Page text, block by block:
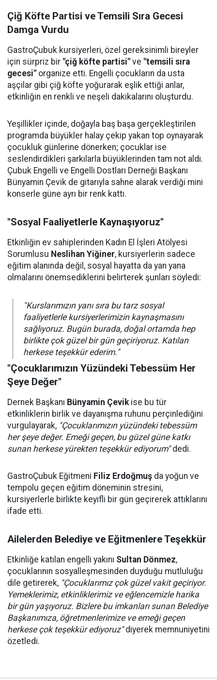
Çiğ Köfte Partisi ve Temsili Sıra Gecesi
Damga Vurdu
GastroÇubuk kursiyerleri, özel gereksinimli bireyler
için sürpriz bir "çiğ köfte partisi" ve "temsili sıra
gecesi" organize etti. Engelli çocukların da usta
aşçılar gibi çiğ köfte yoğurarak eşlik ettiği anlar,
etkinliğin en renkli ve neşeli dakikalarını oluşturdu.
Yeşillikler içinde, doğayla baş başa gerçekleştirilen
programda büyükler halay çekip yakan top oynayarak
çocukluk günlerine dönerken; çocuklar ise
seslendirdikleri şarkılarla büyüklerinden tam not aldı.
Çubuk Engelli ve Engelli Dostları Derneği Başkanı
Bünyamin Çevik de gitarıyla sahne alarak verdiği mini
konserle güne ayrı bir renk kattı.
"Sosyal Faaliyetlerle Kaynaşıyoruz"
Etkinliğin ev sahiplerinden Kadın El İşleri Atölyesi
Sorumlusu Neslihan Yiğiner, kursiyerlerin sadece
eğitim alanında değil, sosyal hayatta da yan yana
olmalarını önemsediklerini belirterek şunları söyledi:
"Kurslarımızın yanı sıra bu tarz sosyal
faaliyetlerle kursiyerlerimizin kaynaşmasını
sağlıyoruz. Bugün burada, doğal ortamda hep
birlikte çok güzel bir gün geçiriyoruz. Katılan
herkese teşekkür ederim."
"Çocuklarımızın Yüzündeki Tebessüm Her
Şeye Değer"
Dernek Başkanı Bünyamin Çevikise bu tür
etkinliklerin birlik ve dayanışma ruhunu perçinlediğini
vurgulayarak, "Çocuklarımızın yüzündeki tebessüm
her şeye değer. Emeği geçen, bu güzel güne katkı
sunan herkese yürekten teşekkür ediyorum"dedi.
GastroÇubuk Eğitmeni Filiz Erdoğmuş da yoğun ve
tempolu geçen eğitim döneminin stresini,
kursiyerlerle birlikte keyifli bir gün geçirerek attıklarını
ifade etti.
Ailelerden Belediye ve Eğitmenlere Teşekkür
Etkinliğe katılan engelli yakını Sultan Dönmez,
çocuklarının sosyalleşmesinden duyduğu mutluluğu
dile getirerek, "Çocuklarımız çok güzel vakit geçiriyor.
Yemeklerimiz, etkinliklerimiz ve eğlencemizle harika
bir gün yaşıyoruz. Bizlere bu imkanları sunan Belediye
Başkanımıza, öğretmenlerimize ve emeği geçen
herkese çok teşekkür ediyoruz"diyerek memnuniyetini
özetledi.